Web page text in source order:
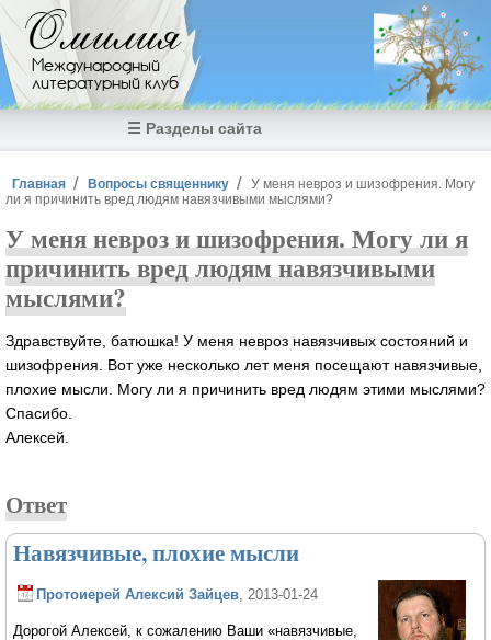
Перейти к основному содержанию
Омилия
Международный
литературный клуб
☰ Разделы сайта
Вы здесь
Главная Вопросы священнику
У меня невроз и шизофрения. Могу
ли я причинить вред людям навязчивыми мыслями?
У меня невроз и шизофрения. Могу ли я
причинить вред людям навязчивыми
мыслями?
Здравствуйте, батюшка! У меня невроз навязчивых состояний и
шизофрения. Вот уже несколько лет меня посещают навязчивые,
плохие мысли. Могу ли я причинить вред людям этими мыслями?
Спасибо.
Алексей.
Ответ
Навязчивые, плохие мысли
Протоиерей Алексий Зайцев, 2013-01-24
Дорогой Алексей, к сожалению Ваши «навязчивые,